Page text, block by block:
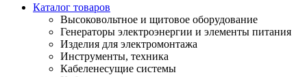
Каталог товаров
Высоковольтное и щитовое оборудование
Генераторы электроэнергии и элементы питания
Изделия для электромонтажа
Инструменты, техника
Кабеленесущие системы